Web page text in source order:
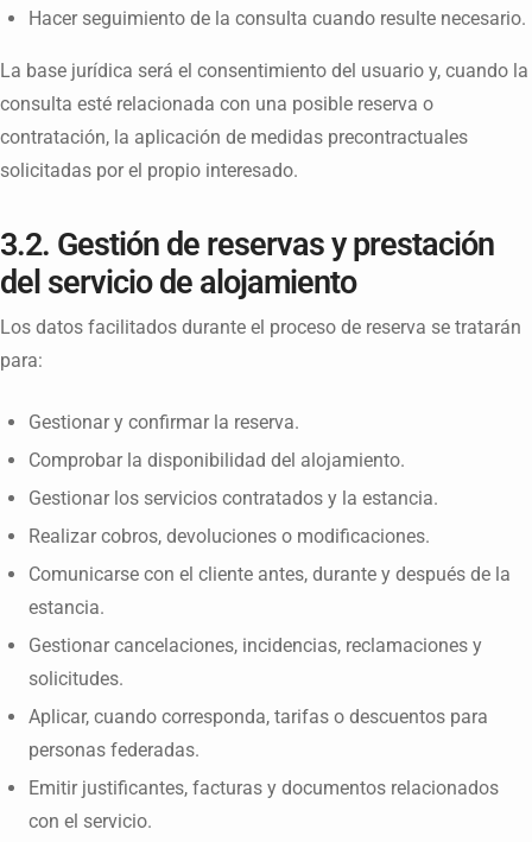
Hacer seguimiento de la consulta cuando resulte necesario.
La base jurídica será el consentimiento del usuario y, cuando la
consulta esté relacionada con una posible reserva o
contratación, la aplicación de medidas precontractuales
solicitadas por el propio interesado.
3.2. Gestión de reservas y prestación
del servicio de alojamiento
Los datos facilitados durante el proceso de reserva se tratarán
para:
Gestionar y confirmar la reserva.
Comprobar la disponibilidad del alojamiento.
Gestionar los servicios contratados y la estancia.
Realizar cobros, devoluciones o modificaciones.
Comunicarse con el cliente antes, durante y después de la
estancia.
Gestionar cancelaciones, incidencias, reclamaciones y
solicitudes.
Aplicar, cuando corresponda, tarifas o descuentos para
personas federadas.
Emitir justificantes, facturas y documentos relacionados
con el servicio.